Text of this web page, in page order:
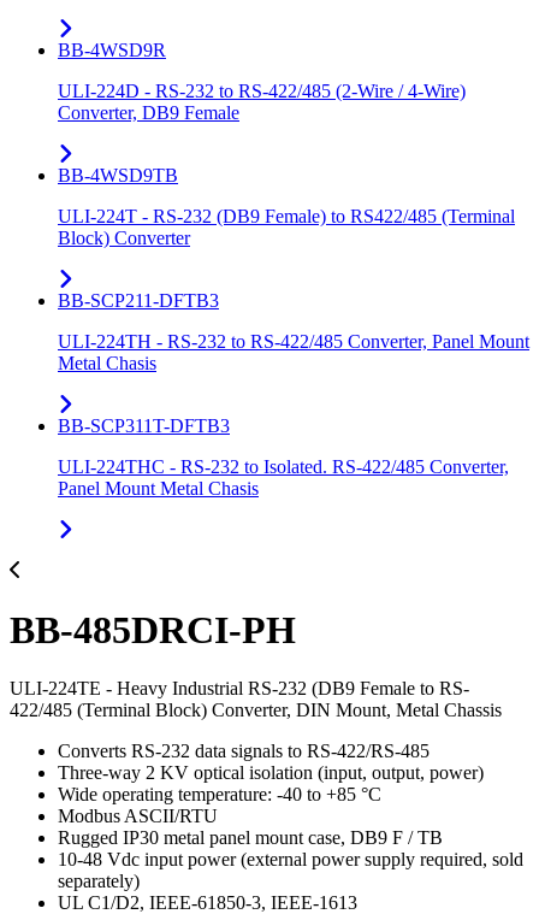
BB-4WSD9R
ULI-224D - RS-232 to RS-422/485 (2-Wire / 4-Wire)
Converter, DB9 Female
BB-4WSD9TB
ULI-224T - RS-232 (DB9 Female) to RS422/485 (Terminal
Block) Converter
BB-SCP211-DFTB3
ULI-224TH - RS-232 to RS-422/485 Converter, Panel Mount
Metal Chasis
BB-SCP311T-DFTB3
ULI-224THC - RS-232 to Isolated. RS-422/485 Converter,
Panel Mount Metal Chasis
BB-485DRCI-PH
ULI-224TE - Heavy Industrial RS-232 (DB9 Female to RS-
422/485 (Terminal Block) Converter, DIN Mount, Metal Chassis
Converts RS-232 data signals to RS-422/RS-485
Three-way 2 KV optical isolation (input, output, power)
Wide operating temperature: -40 to +85 °C
Modbus ASCII/RTU
Rugged IP30 metal panel mount case, DB9 F / TB
10-48 Vdc input power (external power supply required, sold
separately)
UL C1/D2, IEEE-61850-3, IEEE-1613